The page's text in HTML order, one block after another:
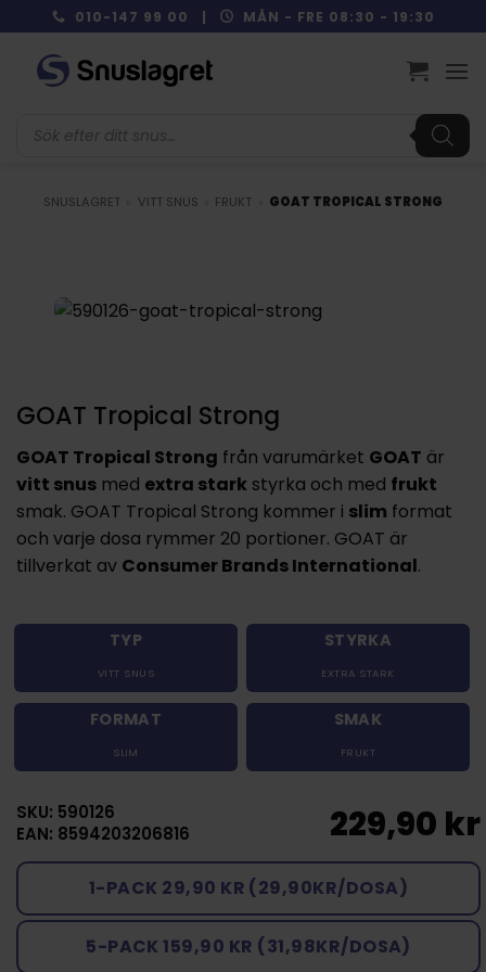
to
content
010-147 99 00 | MÅN - FRE 08:30 - 19:30
SNUSLAGRET VITT SNUS FRUKT GOAT TROPICAL STRONG
GOAT Tropical Strong
GOAT Tropical Strong från varumärket GOAT är
vitt snus med extra stark styrka och med frukt
smak. GOAT Tropical Strong kommer i slim format
och varje dosa rymmer 20 portioner. GOAT är
tillverkat av Consumer Brands International.
TYP
VITT SNUS
STYRKA
EXTRA STARK
FORMAT
SLIM
SMAK
FRUKT
SKU: 590126
EAN: 8594203206816
229,90 kr
1-PACK 29,90 KR (29,90KR/DOSA)
5-PACK 159,90 KR (31,98KR/DOSA)